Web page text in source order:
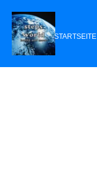
Zum
Hauptinhalt
springen
STARTSEITE